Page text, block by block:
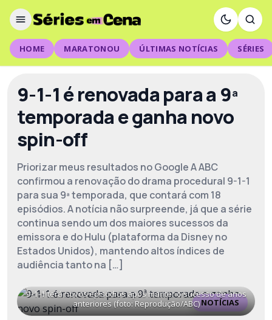
HOME MARATONOU ÚLTIMAS NOTÍCIAS SÉRIES
9-1-1 é renovada para a 9ª
temporada e ganha novo
spin-off
Priorizar meus resultados no Google A ABC
confirmou a renovação do drama procedural 9-1-1
para sua 9ª temporada, que contará com 18
episódios. A notícia não surpreende, já que a série
continua sendo um dos maiores sucessos da
emissora e do Hulu (plataforma da Disney no
Estados Unidos), mantendo altos índices de
audiência tanto na […]
NOTÍCIAS
9-1-1 terá novos episódios após manter o sucesso de anos
anteriores (foto: Reprodução/ABC)